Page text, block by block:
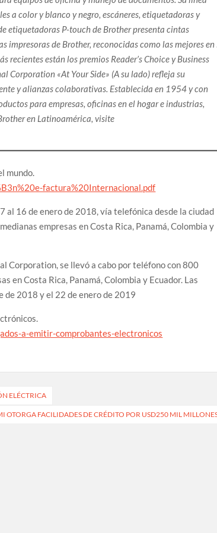
a color y blanco y negro, escáneres, etiquetadoras y
etiquetadoras P-touch de Brother presenta cintas
impresoras de Brother, reconocidas como las mejores en
están los premios Reader’s Choice y Business
Corporation «At Your Side» (A su lado) refleja su
y alianzas colaborativas. Establecida en 1954 y con
para empresas, oficinas en el hogar e industrias,
en Latinoamérica, visite
mundo.
factura%20Internacional.pdf
al 16 de enero de 2018, vía telefónica desde la ciudad
empresas en Costa Rica, Panamá, Colombia y
Corporation, se llevó a cabo por teléfono con 800
en Costa Rica, Panamá, Colombia y Ecuador. Las
2018 y el 22 de enero de 2019
a-emitir-comprobantes-electronicos
ELÉCTRICA
OTORGA FACILIDADES DE CRÉDITO POR USD250 MIL